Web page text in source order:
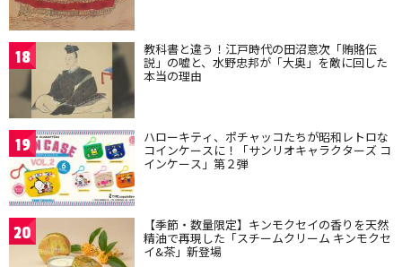
18 教科書と違う！江戸時代の田沼意次「賄賂伝
説」の嘘と、水野忠邦が「大奥」を敵に回した
本当の理由
19 ハローキティ、ポチャッコたちが昭和レトロな
コインケースに！「サンリオキャラクターズ コ
インケース」第２弾
20 【季節・数量限定】キンモクセイの香りを天然
精油で再現した「スチームクリーム キンモクセ
イ&茶」新登場